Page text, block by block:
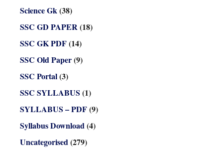
Science Gk(38)
SSC GD PAPER(18)
SSC GK PDF(14)
SSC Old Paper(9)
SSC Portal(3)
SSC SYLLABUS (1)
SYLLABUS – PDF(9)
Syllabus Download(4)
Uncategorised(279)